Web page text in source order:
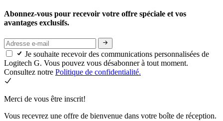
Abonnez-vous pour recevoir votre offre spéciale et vos
avantages exclusifs.
Je souhaite recevoir des communications personnalisées de
Logitech G. Vous pouvez vous désabonner à tout moment.
Consultez notre Politique de confidentialité.
Merci de vous être inscrit!
Vous recevrez une offre de bienvenue dans votre boîte de réception.